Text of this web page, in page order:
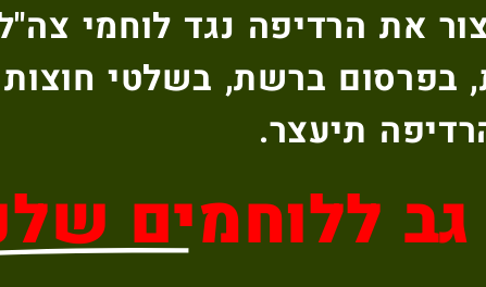
את הרדיפה נגד לוחמי
בפרסום ברשת, בשלטי חוצות
תיעצר.
גב ללוחמים